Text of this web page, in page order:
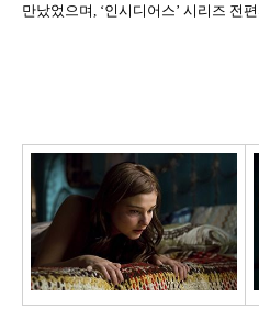
만났었으며 , ‘인시디어스’ 시리즈 전